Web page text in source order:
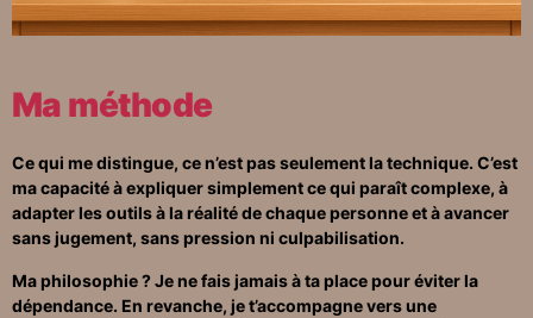
Ma méthode
Ce qui me distingue, ce n’est pas seulement la technique. C’est
ma capacité à expliquer simplement ce qui paraît complexe, à
adapter les outils à la réalité de chaque personne et à avancer
sans jugement, sans pression ni culpabilisation.
Ma philosophie ? Je ne fais jamais à ta place pour éviter la
dépendance. En revanche, je t’accompagne vers une